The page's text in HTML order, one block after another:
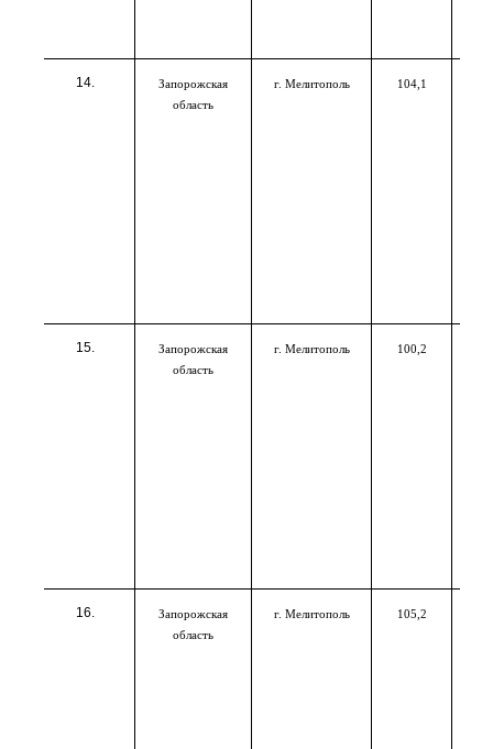
Запорожская
область
г. Мелитополь 104,1
Запорожская
область
г. Мелитополь 100,2
Запорожская
область
г. Мелитополь 105,2